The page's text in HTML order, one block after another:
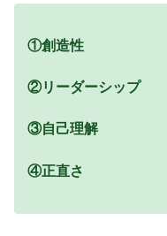
①創造性
②リーダーシップ
③自己理解
④正直さ